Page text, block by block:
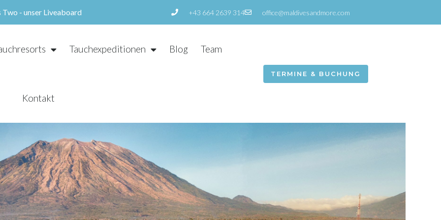
Two - unser Liveaboard +43 664 2639 314 office@maldivesandmore.com
Tauchexpeditionen Blog Team
Kontakt
TERMINE & BUCHUNG